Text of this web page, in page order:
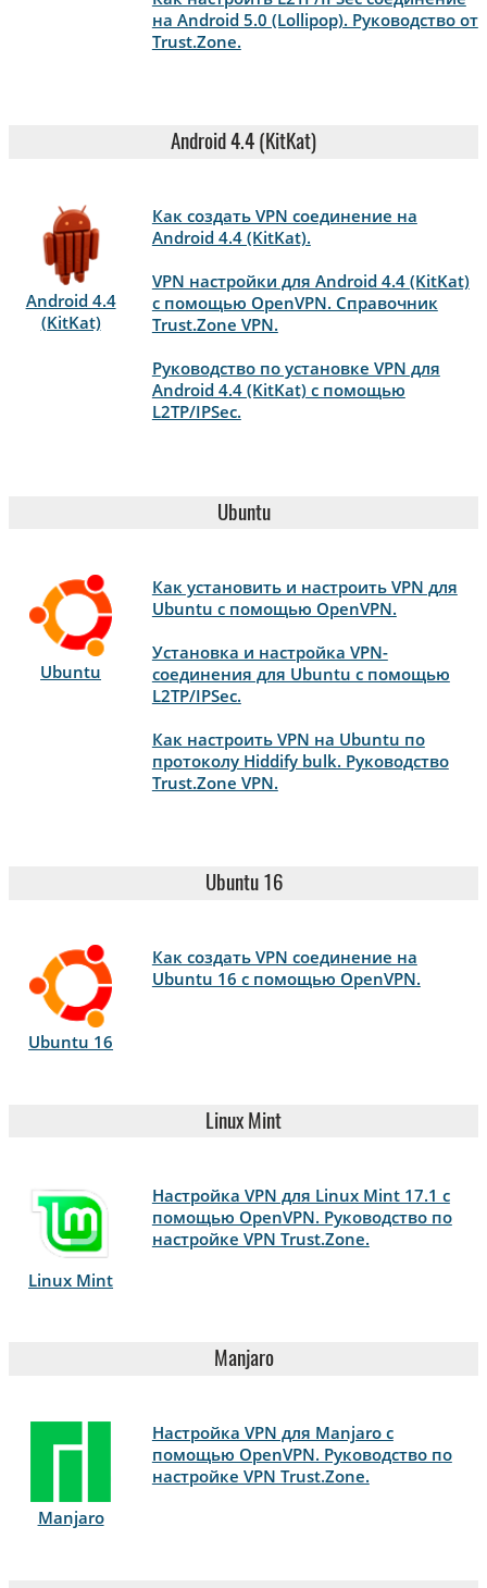
на Android 5.0 (Lollipop). Руководство от
Trust.Zone.
Android 4.4 (KitKat)
Android 4.4
(KitKat)
Как создать VPN соединение на
Android 4.4 (KitKat).
VPN настройки для Android 4.4 (KitKat)
с помощью OpenVPN. Справочник
Trust.Zone VPN.
Руководство по установке VPN для
Android 4.4 (KitKat) с помощью
L2TP/IPSec.
Ubuntu
Ubuntu
Как установить и настроить VPN для
Ubuntu с помощью OpenVPN.
Установка и настройка VPN-
соединения для Ubuntu с помощью
L2TP/IPSec.
Как настроить VPN на Ubuntu по
протоколу Hiddify bulk. Руководство
Trust.Zone VPN.
Ubuntu 16
Ubuntu 16
Как создать VPN соединение на
Ubuntu 16 с помощью OpenVPN.
Linux Mint
Linux Mint
Настройка VPN для Linux Mint 17.1 с
помощью OpenVPN. Руководство по
настройке VPN Trust.Zone.
Manjaro
Manjaro
Настройка VPN для Manjaro с
помощью OpenVPN. Руководство по
настройке VPN Trust.Zone.